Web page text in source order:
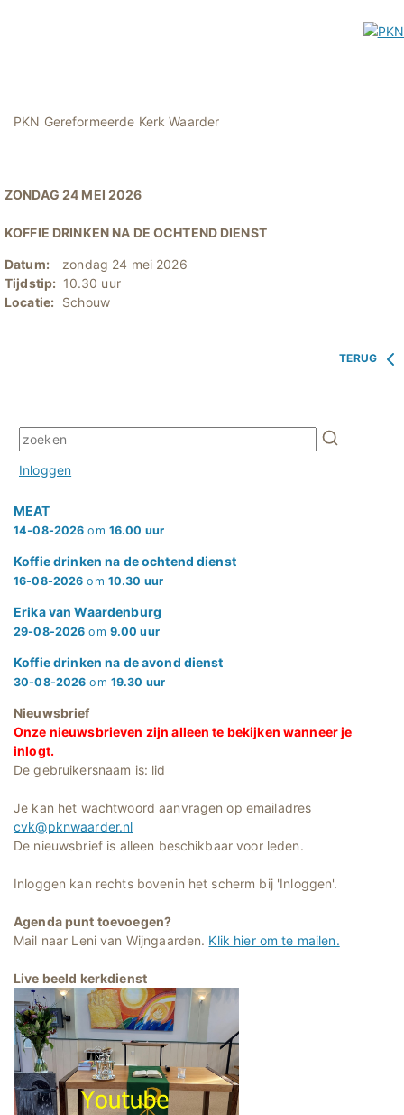
PKN Gereformeerde Kerk Waarder
ZONDAG 24 MEI 2026
KOFFIE DRINKEN NA DE OCHTEND DIENST
Datum:
zondag 24 mei 2026
Tijdstip: 10.30 uur
Locatie: Schouw
TERUG
Inloggen
MEAT
14-08-2026 om 16.00 uur
Koffie drinken na de ochtend dienst
16-08-2026 om 10.30 uur
Erika van Waardenburg
29-08-2026 om 9.00 uur
Koffie drinken na de avond dienst
30-08-2026 om 19.30 uur
Nieuwsbrief
Onze nieuwsbrieven zijn alleen te bekijken wanneer je
inlogt.
De gebruikersnaam is: lid
Je kan het wachtwoord aanvragen op emailadres
cvk@pknwaarder.nl
De nieuwsbrief is alleen beschikbaar voor leden.
Inloggen kan rechts bovenin het scherm bij 'Inloggen'.
Agenda punt toevoegen?
Mail naar Leni van Wijngaarden. Klik hier om te mailen.
Live beeld kerkdienst